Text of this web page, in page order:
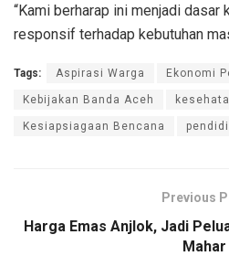
“Kami berharap ini menjadi dasar
responsif terhadap kebutuhan
Tags: Aspirasi Warga Ekonomi
Kebijakan Banda Aceh
Kesiapsiagaan Bencana
Previous
Harga Emas Anjlok, Jadi
Mahar